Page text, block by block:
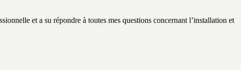
et a su répondre à toutes mes questions concernant l’installation et